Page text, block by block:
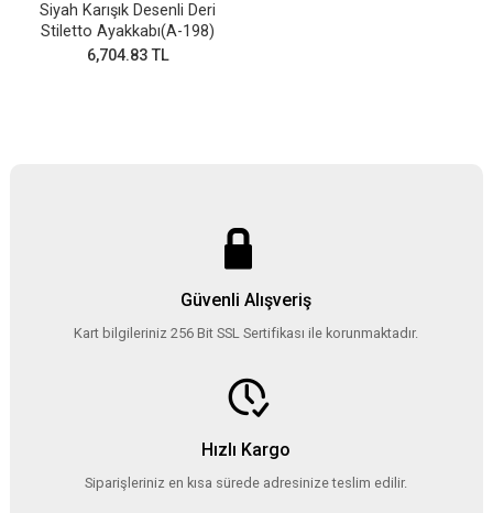
Siyah Karışık Desenli Deri
Stiletto Ayakkabı(A-198)
6,704.83 TL
Güvenli Alışveriş
Kart bilgileriniz 256 Bit SSL Sertifikası ile korunmaktadır.
Hızlı Kargo
Siparişleriniz en kısa sürede adresinize teslim edilir.